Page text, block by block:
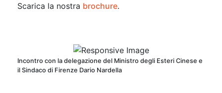
Scarica la nostra brochure.
Incontro con la delegazione del Ministro degli Esteri Cinese e
il Sindaco di Firenze Dario Nardella